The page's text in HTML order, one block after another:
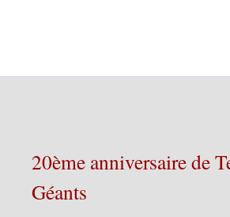
20ème anniversaire de
Géants